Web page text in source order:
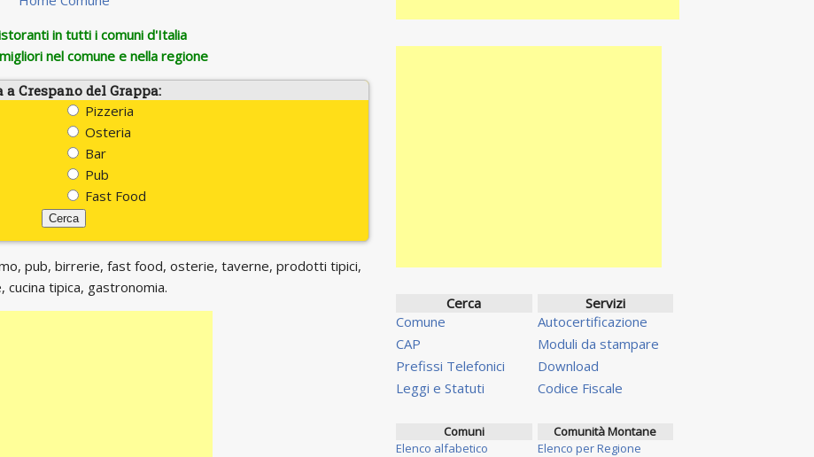
in tutti i comuni d'Italia
nel comune e nella regione
a Crespano del Grappa:
Pizzeria
Osteria
Bar
Pub
Fast Food
pub, birrerie, fast food, osterie, taverne, prodotti tipici,
cucina tipica, gastronomia.
Cerca
Comune
CAP
Prefissi Telefonici
Leggi e Statuti
Servizi
Autocertificazione
Moduli da stampare
Download
Codice Fiscale
Comuni
Elenco alfabetico
Comunità Montane
Elenco per Regione